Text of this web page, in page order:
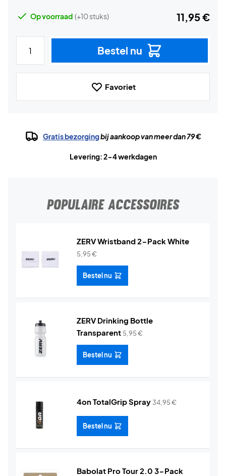
Op voorraad (+10 stuks) 11,95 €
Bestel nu
Favoriet
Gratis bezorgingbij aankoop van meer dan 79 €
Levering: 2-4 werkdagen
POPULAIRE ACCESSOIRES
ZERV Wristband 2-Pack White
5,95€
Bestel nu
ZERV Drinking Bottle
Transparent 5,95€
Bestel nu
4on TotalGrip Spray 34,95€
Bestel nu
Babolat Pro Tour 2.0 3-Pack